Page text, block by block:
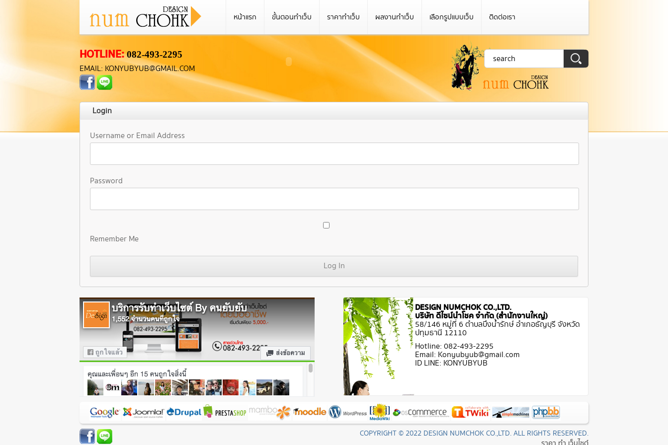
หน้าแรก ขั้นตอนทำเว็บ ราคาทำเว็บ ผลงานทำเว็บ เลือกรูปแบบเว็บ ติดต่อเรา
HOTLINE: 082-493-2295
EMAIL: KONYUBYUB@GMAIL.COM
Login
Username or Email Address
Password
Remember Me
DESIGN NUMCHOK CO.,LTD.
บริษัท ดีไซน์นำโชค จำกัด (สำนักงานใหญ่)
58/146 หมู่ที่ 6 ตำบลบึงน้ำรักษ์ อำเภอธัญบุรี จังหวัด
ปทุมธานี 12110
Hotline: 082-493-2295
Email: Konyubyub@gmail.com
ID LINE: KONYUBYUB
COPYRIGHT © 2022 DESIGN NUMCHOK CO.,LTD. ALL RIGHTS RESERVED.